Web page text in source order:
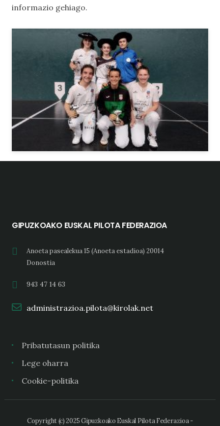
informazio gehiago.
GIPUZKOAKO EUSKAL PILOTA FEDERAZIOA
Anoeta pasealekua 15 (Anoeta estadioa) 20014
Donostia
943 47 14 63
administrazioa.pilota@kirolak.net
Pribatutasun politika
Lege oharra
Cookie-politika
Copyright (c) 2025 Gipuzkoako Euskal Pilota Federazioa -